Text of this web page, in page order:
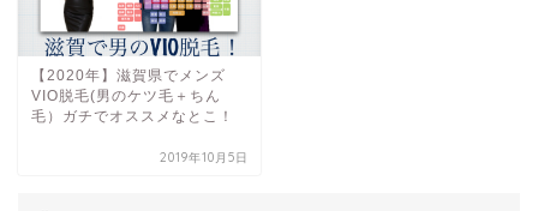
【2020年】滋賀県でメンズ
VIO脱毛(男のケツ毛＋ちん
毛）ガチでオススメなとこ！
2019年10月5日